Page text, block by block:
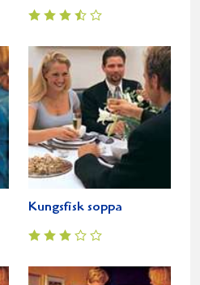
Kungsfisk soppa